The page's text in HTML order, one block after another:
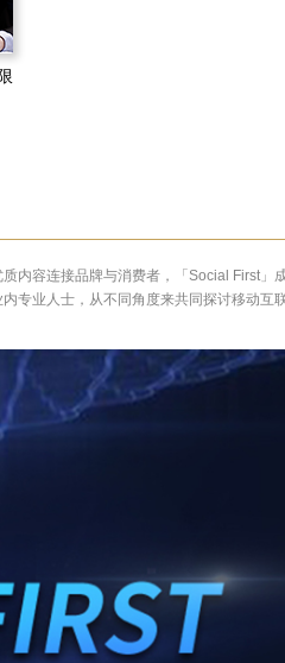
内容连接品牌与消费者，「Social First」
专业人士，从不同角度来共同探讨移动互